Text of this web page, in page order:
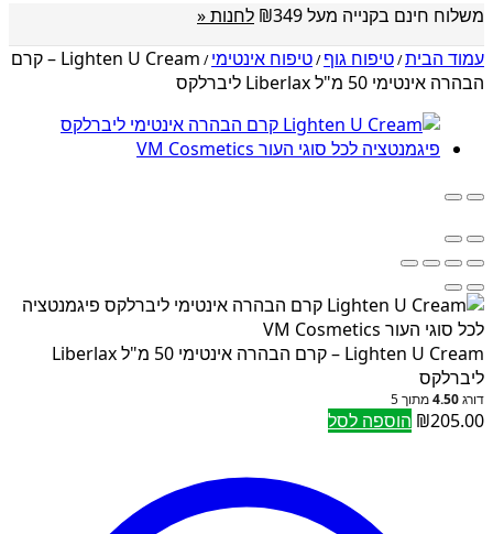
משלוח חינם בקנייה מעל ₪349
לחנות «
עמוד הבית/טיפוח גוף/טיפוח אינטימי/
Lighten U Cream – קרם
הבהרה אינטימי 50 מ"ל Liberlax ליברלקס
Lighten U Cream – קרם הבהרה אינטימי 50 מ"ל Liberlax
ליברלקס
דורג4.50מתוך 5
₪205.00 הוספה לסל